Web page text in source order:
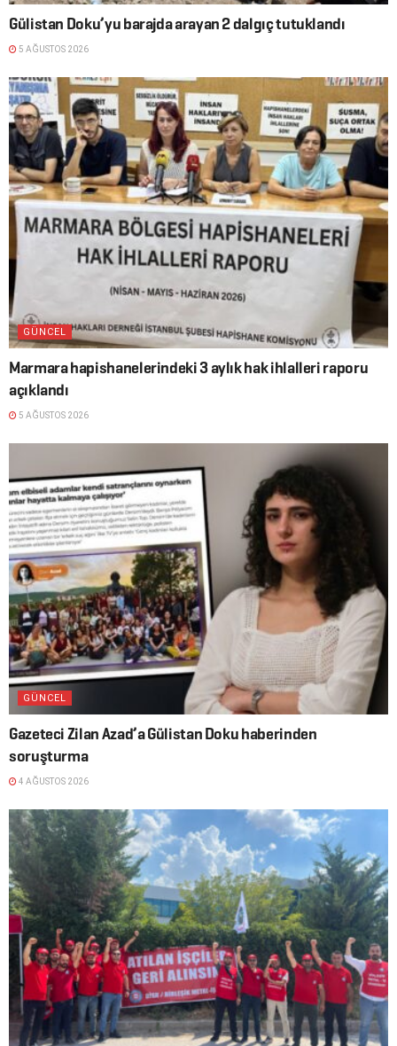
Gülistan Doku’yu barajda arayan 2 dalgıç tutuklandı
5 AĞUSTOS 2026
GÜNCEL
Marmara hapishanelerindeki 3 aylık hak ihlalleri raporu
açıklandı
5 AĞUSTOS 2026
GÜNCEL
Gazeteci Zilan Azad’a Gülistan Doku haberinden
soruşturma
4 AĞUSTOS 2026